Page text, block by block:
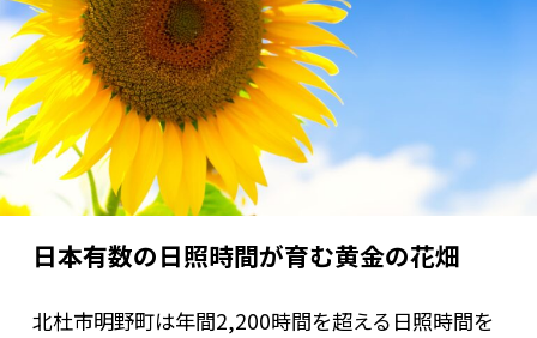
日本有数の日照時間が育む黄金の花畑
北杜市明野町は年間2,200時間を超える日照時間を